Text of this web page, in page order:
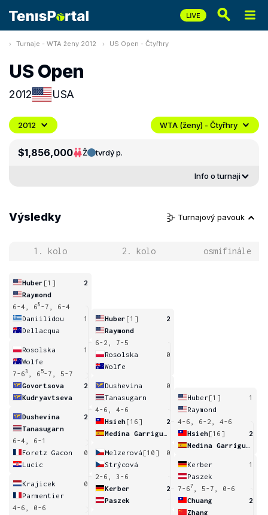
Turnaje - WTA ženy 2012 US Open - Čtyřhry
US Open
2012 USA
2012 WTA (ženy) - Čtyřhry
$1,856,000 Ž tvrdý p.
Info o turnaji
Výsledky Turnajový pavouk
1. kolo 2. kolo osmifinále
Huber [1]
2
Raymond
6-4, 68 -7, 6-4
Daniilidou
1
Dellacqua
Rosolska
1
Wolfe
7-63 , 6 5-7, 5-7
Govortsova
2
Kudryavtseva
Dushevina
2
Tanasugarn
6-4, 6-1
Foretz Gacon
0
Lucic
Krajicek
0
Parmentier
4-6, 0-6
Huber [1]
2
Raymond
6-2, 7-5
Rosolska
0
Wolfe
Dushevina
0
Tanasugarn
4-6, 4-6
Hsieh[16]
2
Melzerová [10]
0
Strýcová
2-6, 3-6
Kerber
2
Paszek
Huber[1]
1
Raymond
4-6, 6-2, 4-6
Hsieh[16]
2
Kerber
1
Paszek
7-67
, 5-7, 0-6
Chuang
2
Zhang